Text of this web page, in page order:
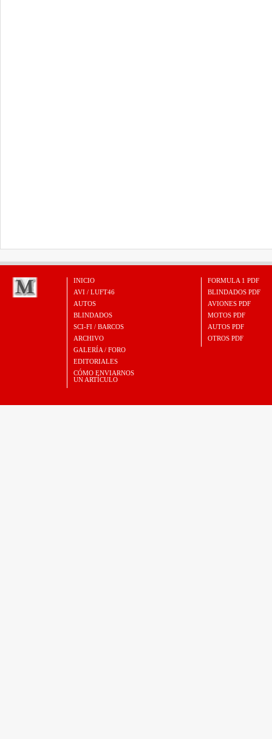
INICIO
AVI / LUFT46
AUTOS
BLINDADOS
SCI-FI / BARCOS
ARCHIVO
GALERÍA / FORO
EDITORIALES
CÓMO ENVIARNOS
UN ARTÍCULO
FORMULA 1 PDF
BLINDADOS PDF
AVIONES PDF
MOTOS PDF
AUTOS PDF
OTROS PDF